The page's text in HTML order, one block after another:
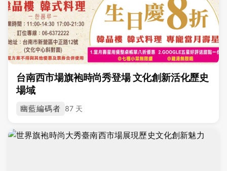
台南西市場旗袍時尚秀登場 文化創新活化歷史
場域
幽藍編碼者 87 天